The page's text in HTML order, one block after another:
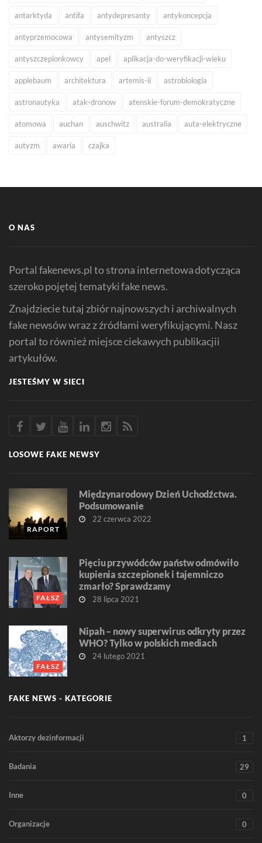
antarktyda antifa antydepresanty antykoncepcja
antyprzemocowa antysemityzm antyszcz
antyszczepionkowcy apel aplikacja-do-weryfikacji-wieku
applebaum architektura artemis-ii astrobiologia
astronautyka atak-dronow atenskie-forum-demokratyczne
atomowa auchan auschwitz australia auta-elektryczne
autyzm awaria czajka
O NAS
Portal fakenews.pl to strona internetowa dotycząca
szeroko pojętej tematyki fake news.
Znajdziecie tutaj zbiór najnowszych i archiwalnych
fake newsów wraz z źródłami weryfikującymi. Nasz
portal to również miejsce ciekawych publikacjii
artykułów.
JESTEŚMY W SIECI
LOSOWE FAKE NEWSY
RAPORT
Międzynarodowy Dzień Uchodźctwa.
Podsumowanie
22 czerwca 2022
FAŁSZ
Pięciu przywódców państw odmówiło
kupienia szczepionek i tajemniczo
zmarło? Sprawdzamy
28 lipca 2021
FAŁSZ
Nipah – nowy superwirus odkryty przez
WHO? Tylko w polskich mediach
24 lutego 2021
FAKE NEWS - KATEGORIE
Aktorzy dezinformacji 1
Badania 29
Inne 0
Organizacje 0